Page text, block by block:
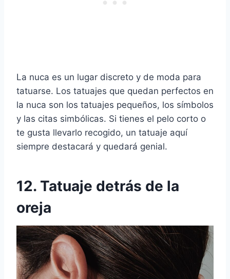
La nuca es un lugar discreto y de moda para
tatuarse. Los tatuajes que quedan perfectos en
la nuca son los tatuajes pequeños, los símbolos
y las citas simbólicas. Si tienes el pelo corto o
te gusta llevarlo recogido, un tatuaje aquí
siempre destacará y quedará genial.
12. Tatuaje detrás de la
oreja